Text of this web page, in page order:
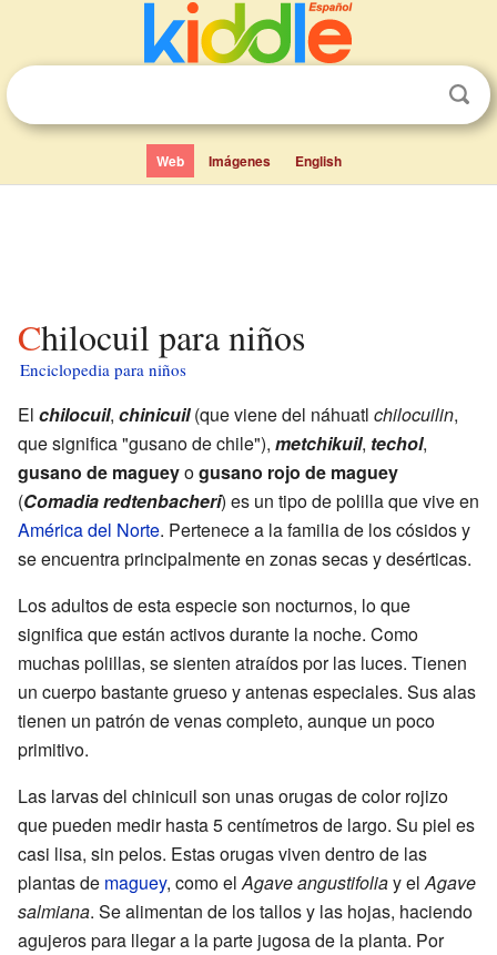
Web Imágenes English
Chilocuil para niños
Enciclopedia para niños
El chilocuil, chinicuil(que viene del náhuatl chilocuilin,
que significa "gusano de chile"), metchikuil, techol,
gusano de magueyogusano rojo de maguey
(Comadia redtenbacheri) es un tipo de polilla que vive en
América del Norte. Pertenece a la familia de los cósidos y
se encuentra principalmente en zonas secas y desérticas.
Los adultos de esta especie son nocturnos, lo que
significa que están activos durante la noche. Como
muchas polillas, se sienten atraídos por las luces. Tienen
un cuerpo bastante grueso y antenas especiales. Sus alas
tienen un patrón de venas completo, aunque un poco
primitivo.
Las larvas del chinicuil son unas orugas de color rojizo
que pueden medir hasta 5 centímetros de largo. Su piel es
casi lisa, sin pelos. Estas orugas viven dentro de las
plantas de maguey, como elAgave angustifoliay elAgave
salmiana. Se alimentan de los tallos y las hojas, haciendo
agujeros para llegar a la parte jugosa de la planta. Por